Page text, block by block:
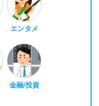
エンタメ
金融/投資